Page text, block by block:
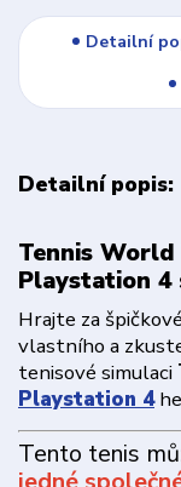
Detailní
Detailní popis:
Tennis World
Playstation 4
Hrajte za
vlastního a
tenisové simulaci
Playstation 4
Tento tenis